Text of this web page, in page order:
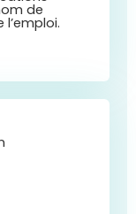
de
l’emploi.